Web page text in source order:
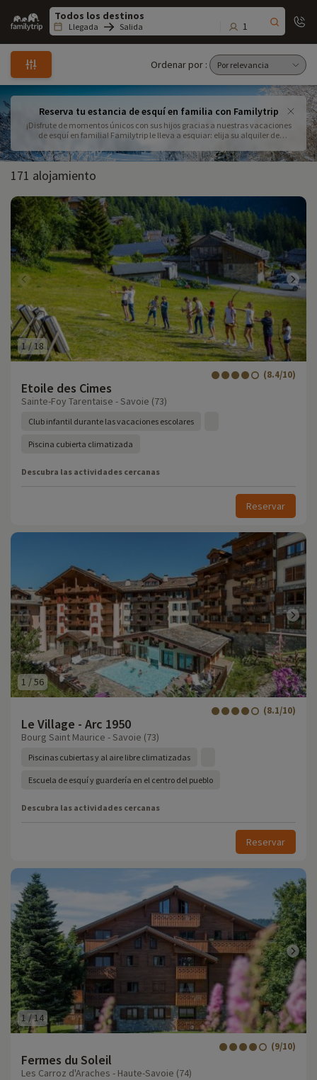
Family
trip
Llegada Salida 1
Ordenar por :
Reserva tu estancia de esquí en familia con Familytrip
¡Disfrute de momentos únicos con sus hijos gracias a nuestras vacaciones
de esquí en familia! Familytrip le lleva a esquiar: elija su alquiler de
vacaciones a su medida
171 alojamiento
1/18
Etoile des Cimes
(8.4/10)
Sainte-Foy Tarentaise - Savoie (73)
Club infantil durante las vacaciones escolares
Piscina cubierta climatizada
Descubra las actividades cercanas
Reservar
1 /56
Le Village - Arc 1950
(8.1/10)
Bourg Saint Maurice - Savoie (73)
Piscinas cubiertas y al aire libre climatizadas
Escuela de esquí y guardería en el centro del pueblo
Descubra las actividades cercanas
Reservar
1 /14
Fermes du Soleil
(9/10)
Les Carroz d'Araches - Haute-Savoie (74)